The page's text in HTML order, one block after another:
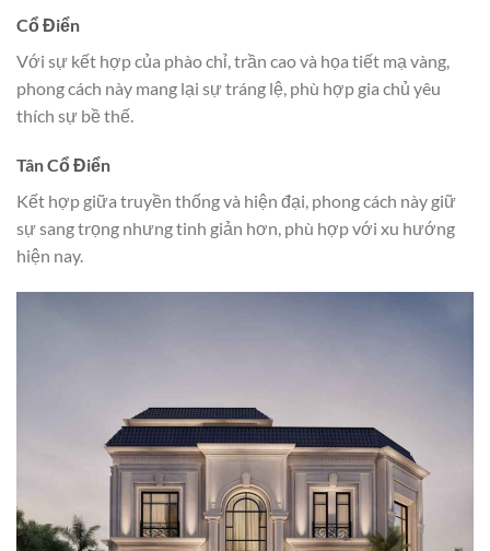
Cổ Điển
Với sự kết hợp của phào chỉ, trần cao và họa tiết mạ vàng,
phong cách này mang lại sự tráng lệ, phù hợp gia chủ yêu
thích sự bề thế.
Tân Cổ Điển
Kết hợp giữa truyền thống và hiện đại, phong cách này giữ
sự sang trọng nhưng tinh giản hơn, phù hợp với xu hướng
hiện nay.